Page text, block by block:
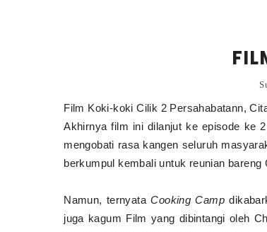
Film Koki-koki Cilik 2 Persahabatann,
Akhirnya film ini dilanjut ke episode ke
mengobati rasa kangen seluruh
berkumpul kembali untuk reunian bareng
Namun, ternyataCooking Camp
juga kagum Film yang dibintangi oleh